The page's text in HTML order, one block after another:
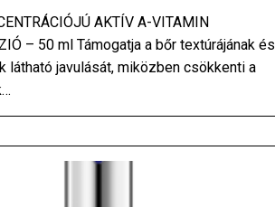
AKTÍV A-VITAMIN
– 50 ml Támogatja a bőr textúrájának és
látható javulását, miközben csökkenti a